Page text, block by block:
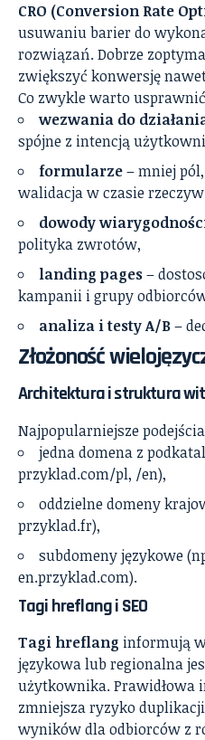
CRO (Conversion Rate
usuwaniu barier do
rozwiązań. Dobrze
zwiększyć konwersję nawet
Co zwykle warto
wezwania do
spójne z intencją
formularze– mniej
walidacja w czasie
dowody
polityka zwrotów,
landing pages–
kampanii i grupy
analiza i testy A/B–
Złożoność
Architektura i struktura
Najpopularniejsze
jedna domena z
przyklad.com/pl, /en),
oddzielne domeny
przyklad.fr),
subdomeny językowe
en.przyklad.com).
Tagi hreflang i SEO
Tagi hreflang informują
językowa lub regionalna
użytkownika. Prawidłowa
zmniejsza ryzyko
wyników dla odbiorców z